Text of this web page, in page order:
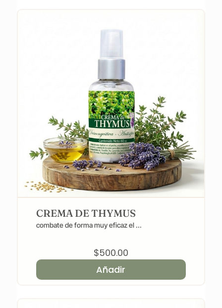
CREMA DE THYMUS
combate de forma muy eficaz el ...
$500.00
Añadir